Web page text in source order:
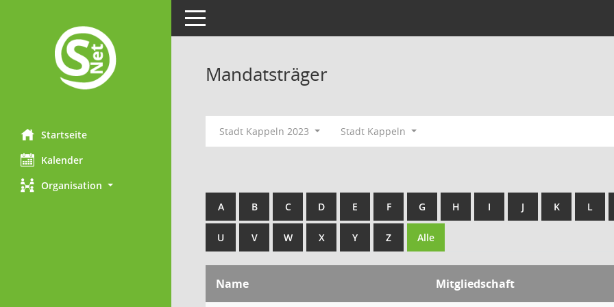
Startseite
Kalender
Organisation
Toggle navigation
Mandatsträger
Stadt Kappeln 2023 Stadt Kappeln
A B C D E F G H I J K L
U V W X Y Z Alle
Name Mitgliedschaft